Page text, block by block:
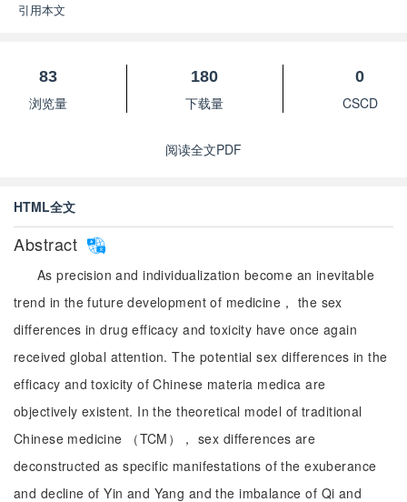
引用本文
83
浏览量
180
下载量
0
CSCD
阅读全文PDF
HTML全文
Abstract
As precision and individualization become an inevitable
trend in the future development of medicine， the sex
differences in drug efficacy and toxicity have once again
received global attention. The potential sex differences in the
efficacy and toxicity of Chinese materia medica are
objectively existent. In the theoretical model of traditional
Chinese medicine （TCM）， sex differences are
deconstructed as specific manifestations of the exuberance
and decline of Yin and Yang and the imbalance of Qi and